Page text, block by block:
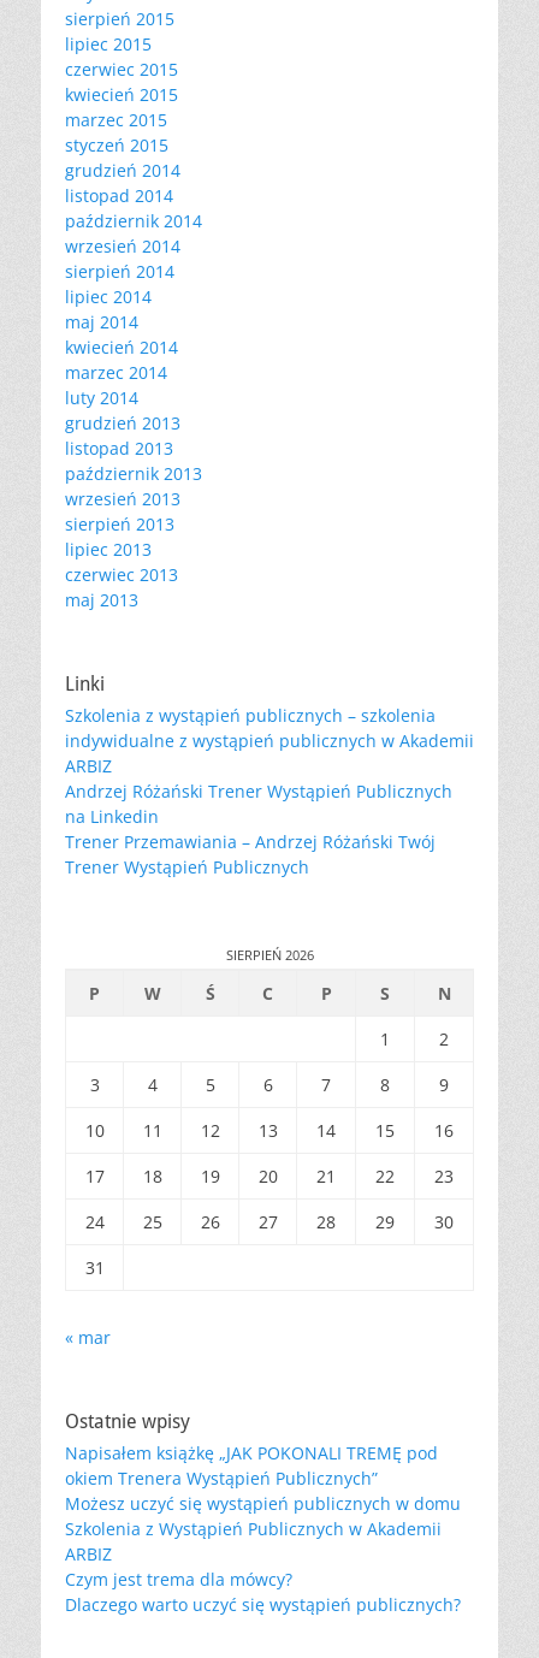
sierpień 2015
lipiec 2015
czerwiec 2015
kwiecień 2015
marzec 2015
styczeń 2015
grudzień 2014
listopad 2014
październik 2014
wrzesień 2014
sierpień 2014
lipiec 2014
maj 2014
kwiecień 2014
marzec 2014
luty 2014
grudzień 2013
listopad 2013
październik 2013
wrzesień 2013
sierpień 2013
lipiec 2013
czerwiec 2013
maj 2013
Linki
Szkolenia z wystąpień publicznych – szkolenia
indywidualne z wystąpień publicznych w Akademii
ARBIZ
Andrzej Różański Trener Wystąpień Publicznych
na Linkedin
Trener Przemawiania – Andrzej Różański Twój
Trener Wystąpień Publicznych
SIERPIEŃ 2026
P W Ś C P S
N
1
2
3
4 5 6 7 8
9
10
11 12 13 14 15
16
17
18 19 20 21 22
23
24
25 26 27 28 29
30
31
« mar
Ostatnie wpisy
Napisałem książkę „JAK POKONALI TREMĘ pod
okiem Trenera Wystąpień Publicznych”
Możesz uczyć się wystąpień publicznych w domu
Szkolenia z Wystąpień Publicznych w Akademii
ARBIZ
Czym jest trema dla mówcy?
Dlaczego warto uczyć się wystąpień publicznych?